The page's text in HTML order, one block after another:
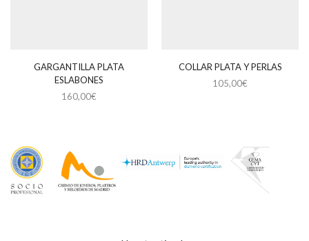
GARGANTILLA PLATA
ESLABONES
160,00€
COLLAR PLATA Y PERLAS
105,00€